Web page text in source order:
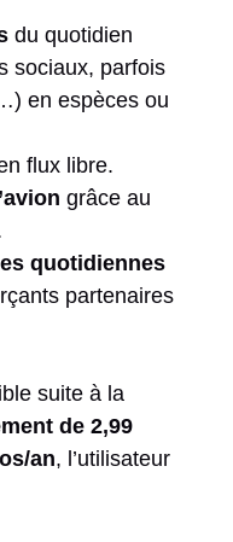
du quotidien
sociaux, parfois
en espèces ou
flux libre.
grâce au
quotidiennes
partenaires
suite à la
de 2,99
an, l’utilisateur